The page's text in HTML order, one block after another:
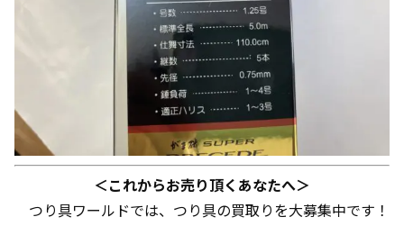
＜これからお売り頂くあなたへ＞
つり具ワールドでは、つり具の買取りを大募集中です！